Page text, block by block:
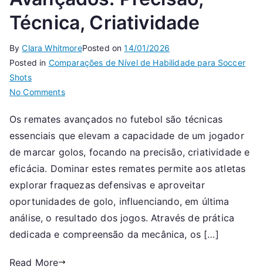
Técnica, Criatividade
ByClara WhitmorePosted on14/01/2026
Posted in Comparações de Nível de Habilidade para Soccer
Shots
No Commentson
de
Futebol
Avançados:
Precisão,
Criatividade
Os remates avançados no futebol são técnicas
essenciais que elevam a capacidade de um jogador
de marcar golos, focando na precisão, criatividade e
eficácia. Dominar estes remates permite aos atletas
explorar fraquezas defensivas e aproveitar
oportunidades de golo, influenciando, em última
análise, o resultado dos jogos. Através de prática
dedicada e compreensão da mecânica, os […]
Read More